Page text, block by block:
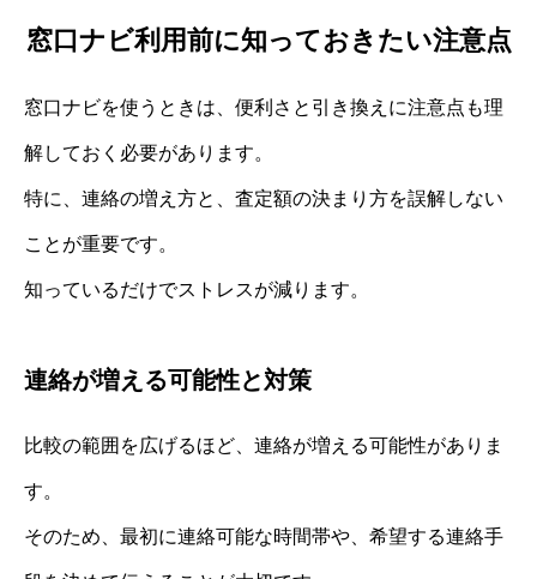
窓口ナビ利用前に知っておきたい注意点
窓口ナビを使うときは、便利さと引き換えに注意点も理
解しておく必要があります。
特に、連絡の増え方と、査定額の決まり方を誤解しない
ことが重要です。
知っているだけでストレスが減ります。
連絡が増える可能性と対策
比較の範囲を広げるほど、連絡が増える可能性がありま
す。
そのため、最初に連絡可能な時間帯や、希望する連絡手